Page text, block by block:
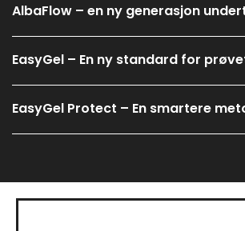
AlbaFlow – en ny generasjon
EasyGel – En ny standard for
EasyGel Protect – En smartere